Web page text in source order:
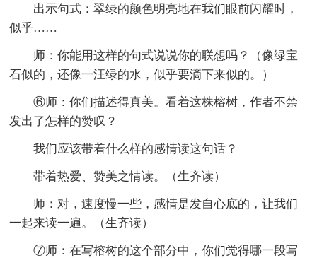
出示句式：翠绿的颜色明亮地在我们眼前闪耀时，
似乎……
师：你能用这样的句式说说你的联想吗？（像绿宝
石似的，还像一汪绿的水，似乎要滴下来似的。）
⑥师：你们描述得真美。看着这株榕树，作者不禁
发出了怎样的赞叹？
我们应该带着什么样的感情读这句话？
带着热爱、赞美之情读。（生齐读）
师：对，速度慢一些，感情是发自心底的，让我们
一起来读一遍。（生齐读）
⑦师：在写榕树的这个部分中，你们觉得哪一段写